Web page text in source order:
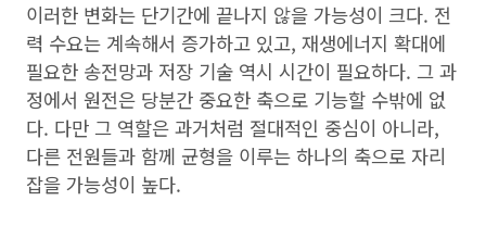
이러한 변화는 단기간에 끝나지 않을 가능성이 크다. 전
력 수요는 계속해서 증가하고 있고, 재생에너지 확대에
필요한 송전망과 저장 기술 역시 시간이 필요하다. 그 과
정에서 원전은 당분간 중요한 축으로 기능할 수밖에 없
다. 다만 그 역할은 과거처럼 절대적인 중심이 아니라,
다른 전원들과 함께 균형을 이루는 하나의 축으로 자리
잡을 가능성이 높다.